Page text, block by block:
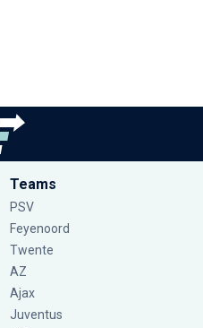
Teams
PSV
Feyenoord
Twente
AZ
Ajax
Juventus